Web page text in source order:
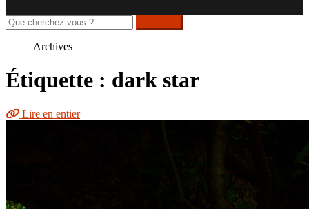
Rechercher
sur
Archives
Étiquette : dark star
Lire en entier